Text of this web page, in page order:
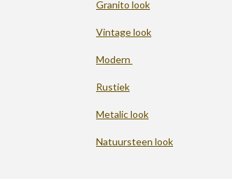
Granito look
Vintage look
Modern
Rustiek
Metalic look
Natuursteen look